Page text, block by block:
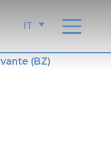
IT
(BZ)